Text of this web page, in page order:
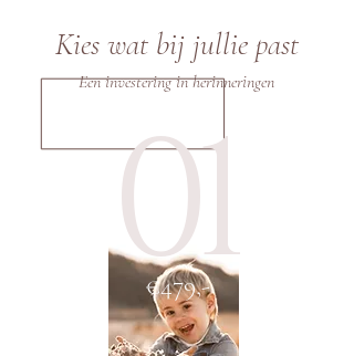
Kies wat bij jullie past
Een investering in herinneringen
01
€479,-